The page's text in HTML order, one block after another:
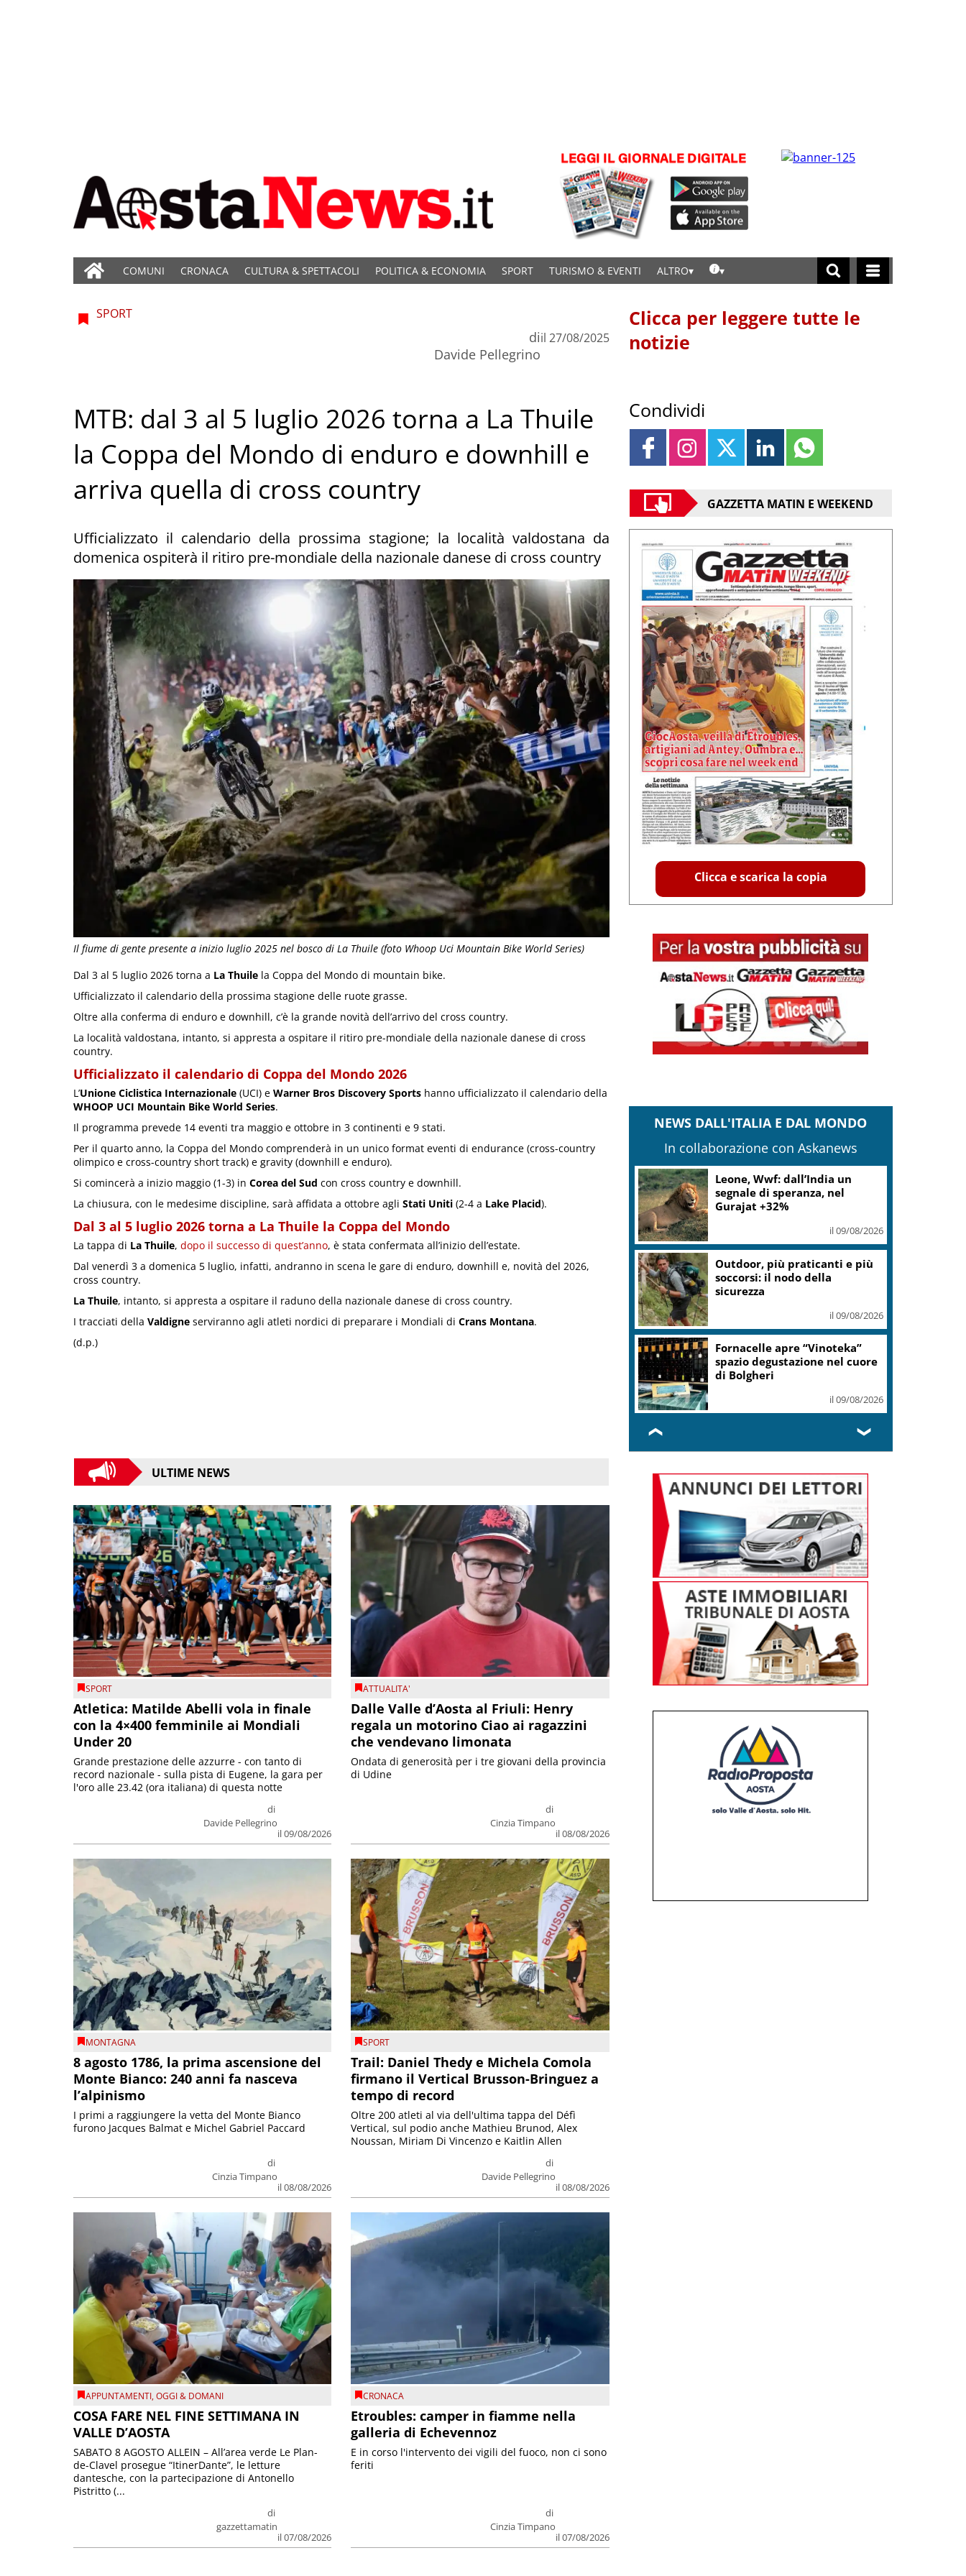
COMUNI CRONACA CULTURA & SPETTACOLI POLITICA & ECONOMIA SPORT TURISMO & EVENTI ALTRO
Il fiume di gente presente a inizio luglio 2025 nel bosco di La Thuile (foto Whoop Uci Mountain Bike World Series)
SPORT
di
Davide Pellegrino
il 27/08/2025
MTB: dal 3 al 5 luglio 2026 torna a La Thuile
la Coppa del Mondo di enduro e downhill e
arriva quella di cross country
Ufficializzato il calendario della prossima stagione; la località valdostana da
domenica ospiterà il ritiro pre-mondiale della nazionale danese di cross country
Dal 3 al 5 luglio 2026 torna a La Thuile la Coppa del Mondo di mountain bike.
Ufficializzato il calendario della prossima stagione delle ruote grasse.
Oltre alla conferma di enduro e downhill, c’è la grande novità dell’arrivo del cross country.
La località valdostana, intanto, si appresta a ospitare il ritiro pre-mondiale della nazionale danese di cross
country.
Ufficializzato il calendario di Coppa del Mondo 2026
L’Unione Ciclistica Internazionale (UCI) e Warner Bros Discovery Sports hanno ufficializzato il calendario della
WHOOP UCI Mountain Bike World Series.
Il programma prevede 14 eventi tra maggio e ottobre in 3 continenti e 9 stati.
Per il quarto anno, la Coppa del Mondo comprenderà in un unico format eventi di endurance (cross-country
olimpico e cross-country short track) e gravity (downhill e enduro).
Si comincerà a inizio maggio (1-3) in Corea del Sud con cross country e downhill.
La chiusura, con le medesime discipline, sarà affidata a ottobre agli Stati Uniti (2-4 a Lake Placid).
Dal 3 al 5 luglio 2026 torna a La Thuile la Coppa del Mondo
La tappa di La Thuile, dopo il successo di quest’anno, è stata confermata all’inizio dell’estate.
Dal venerdì 3 a domenica 5 luglio, infatti, andranno in scena le gare di enduro, downhill e, novità del 2026,
cross country.
La Thuile, intanto, si appresta a ospitare il raduno della nazionale danese di cross country.
I tracciati della Valdigne serviranno agli atleti nordici di preparare i Mondiali di Crans Montana.
(d.p.)
ULTIME NEWS
SPORT
Atletica: Matilde Abelli vola in finale
con la 4×400 femminile ai Mondiali
Under 20
di
Davide Pellegrino
il 09/08/2026
Grande prestazione delle azzurre - con tanto di
record nazionale - sulla pista di Eugene, la gara per
l'oro alle 23.42 (ora italiana) di questa notte
ATTUALITA'
Dalle Valle d’Aosta al Friuli: Henry
regala un motorino Ciao ai ragazzini
che vendevano limonata
di
Cinzia Timpano
il 08/08/2026
Ondata di generosità per i tre giovani della provincia
di Udine
MONTAGNA
8 agosto 1786, la prima ascensione del
Monte Bianco: 240 anni fa nasceva
l’alpinismo
di
Cinzia Timpano
il 08/08/2026
I primi a raggiungere la vetta del Monte Bianco
furono Jacques Balmat e Michel Gabriel Paccard
SPORT
Trail: Daniel Thedy e Michela Comola
firmano il Vertical Brusson-Bringuez a
tempo di record
di
Davide Pellegrino
il 08/08/2026
Oltre 200 atleti al via dell'ultima tappa del Défì
Vertical, sul podio anche Mathieu Brunod, Alex
Noussan, Miriam Di Vincenzo e Kaitlin Allen
APPUNTAMENTI,OGGI & DOMANI
COSA FARE NEL FINE SETTIMANA IN
VALLE D’AOSTA
di
gazzettamatin
il 07/08/2026
SABATO 8 AGOSTO ALLEIN – All’area verde Le Plan-
de-Clavel prosegue “ItinerDante”, le letture
dantesche, con la partecipazione di Antonello
Pistritto (...
CRONACA
Etroubles: camper in fiamme nella
galleria di Echevennoz
di
Cinzia Timpano
il 07/08/2026
E in corso l'intervento dei vigili del fuoco, non ci sono
feriti
Clicca per leggere tutte le
notizie
Condividi
GAZZETTA MATIN E WEEKEND
Clicca e scarica la copia
NEWS DALL'ITALIA E DAL MONDO
In collaborazione con Askanews
Iran, Mojtaba Khamenei ha
incontrato Pezeshkian
Gaza, Israele respinge il piano
in 15 punti del Board of Peace
Si è spento a Roma
Massimiliano Cencelli, diede il
nome al famoso Manuale
❮ ❯